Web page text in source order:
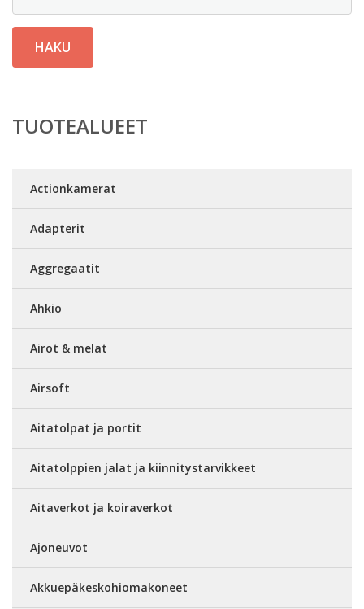
HAKU
TUOTEALUEET
Actionkamerat
Adapterit
Aggregaatit
Ahkio
Airot & melat
Airsoft
Aitatolpat ja portit
Aitatolppien jalat ja kiinnitystarvikkeet
Aitaverkot ja koiraverkot
Ajoneuvot
Akkuepäkeskohiomakoneet